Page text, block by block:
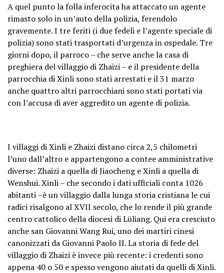
A quel punto la folla inferocita ha attaccato un agente
rimasto solo in un’auto della polizia, ferendolo
gravemente. I tre feriti (i due fedeli e l’agente speciale di
polizia) sono stati trasportati d’urgenza in ospedale. Tre
giorni dopo, il parroco – che serve anche la casa di
preghiera del villaggio di Zhaizi – e il presidente della
parrocchia di Xinli sono stati arrestati e il 31 marzo
anche quattro altri parrocchiani sono stati portati via
con l’accusa di aver aggredito un agente di polizia.
I villaggi di Xinli e Zhaizi distano circa 2,5 chilometri
l’uno dall’altro e appartengono a contee amministrative
diverse: Zhaizi a quella di Jiaocheng e Xinli a quella di
Wenshui. Xinli – che secondo i dati ufficiali conta 1026
abitanti –è un villaggio dalla lunga storia cristiana le cui
radici risalgono al XVII secolo, che lo rende il più grande
centro cattolico della diocesi di Lüliang. Qui era cresciuto
anche san Giovanni Wang Rui, uno dei martiri cinesi
canonizzati da Giovanni Paolo II. La storia di fede del
villaggio di Zhaizi è invece più recente: i credenti sono
appena 40 o 50 e spesso vengono aiutati da quelli di Xinli.